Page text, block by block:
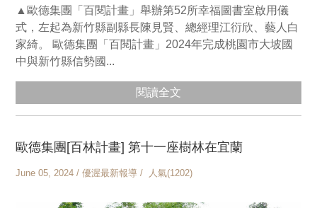
▲歐德集團「百閱計畫」舉辦第52所幸福圖書室啟用儀
式，左起為新竹縣副縣長陳見賢、總經理江衍欣、藝人白
家綺。 歐德集團「百閱計畫」2024年完成桃園市大坡國
中與新竹縣信勢國...
閱讀全文
歐德集團[百林計畫] 第十一座樹林在宜蘭
June 05, 2024 / 優渥最新報導 / 人氣(1202)